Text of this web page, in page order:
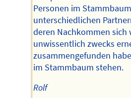
Personen im
unterschiedlichen
deren Nachkommen sich
unwissentlich zwecks
zusammengefunden
im Stammbaum stehen.
Rolf